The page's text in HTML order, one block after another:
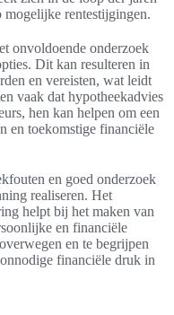
rentestijgingen.
onvoldoende onderzoek
Dit kan resulteren in
en vereisten, wat leidt
vaak dat hypotheekadvies
hen kan helpen om een
en toekomstige financiële
en goed onderzoek
realiseren. Het
helpt bij het maken van
en financiële
en te begrijpen
financiële druk in